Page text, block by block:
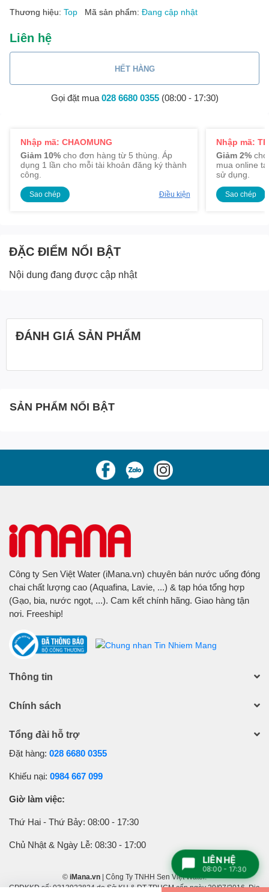
Thương hiệu: Top Mã sản phẩm: Đang cập nhật
Liên hệ
HẾT HÀNG
Gọi đặt mua 028 6680 0355(08:00 - 17:30)
Nhập mã: CHAOMUNG
Giảm 10% cho đơn hàng từ 5 thùng. Áp
dụng 1 lần cho mỗi tài khoản đăng ký thành
công.
Sao chép Điều kiện
Nhập mã:
Giảm 2%cho
mua online
sử dụng.
Sao chép
ĐẶC ĐIỂM NỔI BẬT
Nội dung đang được cập nhật
ĐÁNH GIÁ SẢN PHẨM
SẢN PHẨM NỔI BẬT
Công ty Sen Việt Water (iMana.vn) chuyên bán nước uống đóng
chai chất lượng cao (Aquafina, Lavie, ...) & tạp hóa tổng hợp
(Gạo, bia, nước ngọt, ...). Cam kết chính hãng. Giao hàng tận
nơi. Freeship!
Thông tin
Chính sách
Tổng đài hỗ trợ
Đặt hàng: 028 6680 0355
Khiếu nại: 0984 667 099
Giờ làm việc:
Thứ Hai - Thứ Bảy: 08:00 - 17:30
Chủ Nhật & Ngày Lễ: 08:30 - 17:00
© iMana.vn | Công Ty TNHH Sen Việt Water.
GPĐKKD số: 0313923824 do Sở KH & ĐT TPHCM cấp ngày 20/07/2016. Địa
LIÊN HỆ
08:00 - 17:30